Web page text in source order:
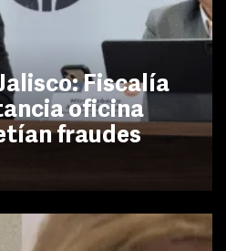
Fiscalía
oficina
fraudes